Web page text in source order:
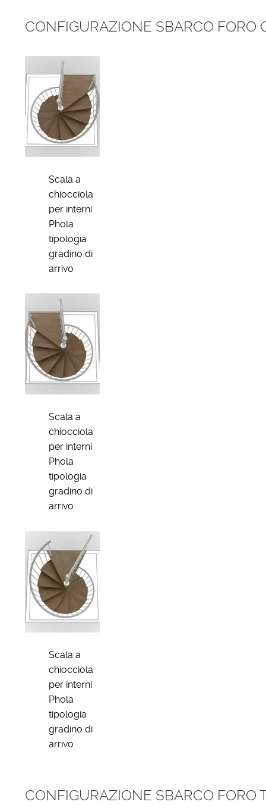
CONFIGURAZIONE SBARCO FORO
Scala a
chiocciola
per interni
Phola
tipologia
gradino di
arrivo
Scala a
chiocciola
per interni
Phola
tipologia
gradino di
arrivo
Scala a
chiocciola
per interni
Phola
tipologia
gradino di
arrivo
CONFIGURAZIONE SBARCO FORO